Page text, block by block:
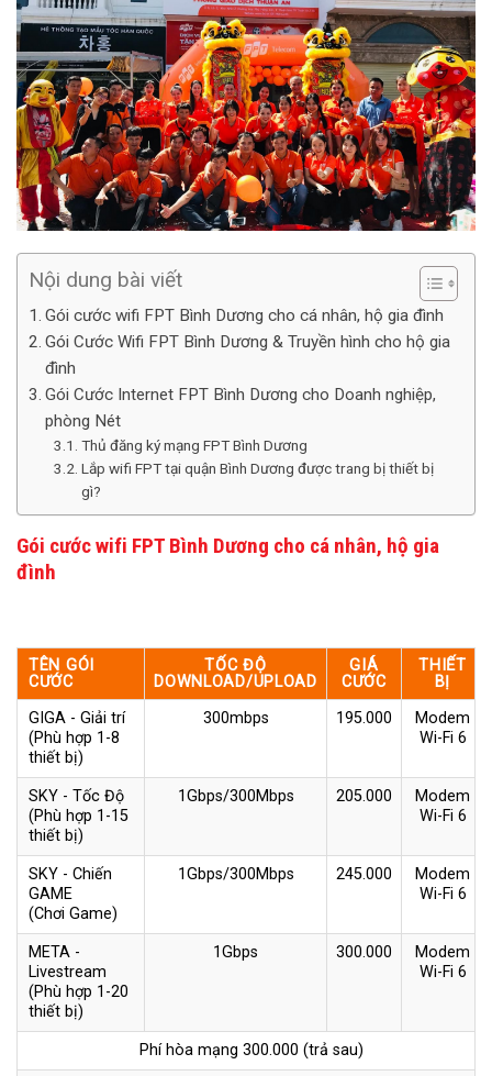
Nội dung bài viết
Gói cước wifi FPT Bình Dương cho cá nhân, hộ gia đình
Gói Cước Wifi FPT Bình Dương & Truyền hình cho hộ gia
đình
Gói Cước Internet FPT Bình Dương cho Doanh nghiệp,
phòng Nét
Thủ đăng ký mạng FPT Bình Dương
Lắp wifi FPT tại quận Bình Dương được trang bị thiết bị
gì?
Gói cước wifi FPT Bình Dương cho cá nhân, hộ gia
đình
TÊN GÓI
CƯỚC
TỐC ĐỘ
DOWNLOAD/UPLOAD
GIÁ
CƯỚC
THIẾT
BỊ
GIGA - Giải trí
(Phù hợp 1-8
thiết bị)
300mbps 195.000
Modem
Wi-Fi 6
SKY - Tốc Độ
(Phù hợp 1-15
thiết bị)
1Gbps/300Mbps 205.000
Modem
Wi-Fi 6
SKY - Chiến
GAME
(Chơi Game)
1Gbps/300Mbps 245.000
Modem
Wi-Fi 6
META -
Livestream
(Phù hợp 1-20
thiết bị)
1Gbps 300.000
Modem
Wi-Fi 6
Phí hòa mạng 300.000 (trả sau)